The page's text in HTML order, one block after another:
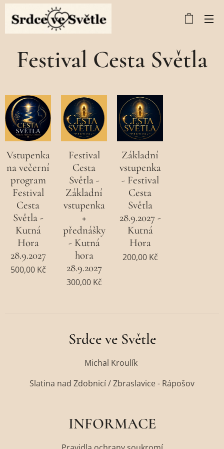
Festival Cesta Světla
Vstupenka
na večerní
program
Festival
Cesta
Světla -
Kutná
Hora
28.9.2027
500,00Kč
Festival
Cesta
Světla -
Základní
vstupenka
+
přednášky
- Kutná
hora
28.9.2027
300,00Kč
Základní
vstupenka
- Festival
Cesta
Světla
28.9.2027 -
Kutná
Hora
200,00Kč
Srdce ve Světle
Michal Kroulík
Slatina nad Zdobnicí / Zbraslavice - Rápošov
INFORMACE